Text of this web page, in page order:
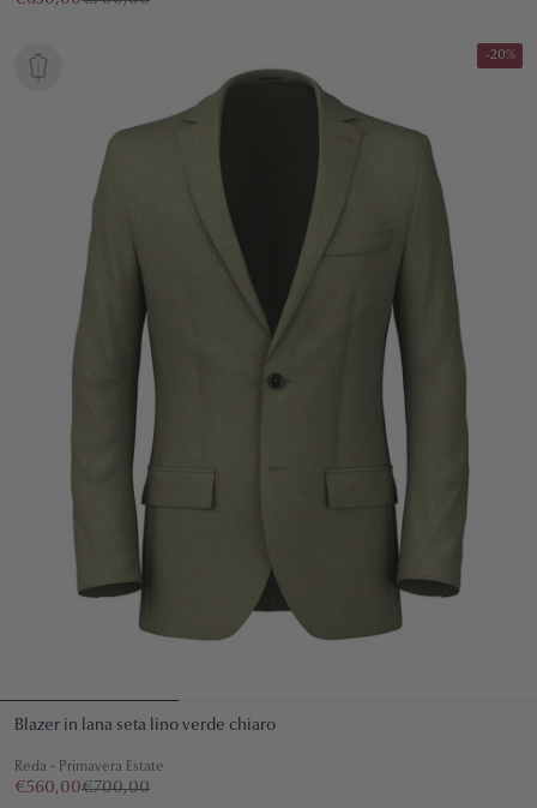
-20%
Blazer in lana seta lino verde chiaro
Reda - Primavera Estate
€560,00€700,00